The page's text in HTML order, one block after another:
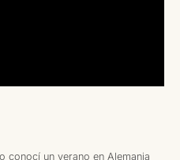
conocí un verano en Alemania